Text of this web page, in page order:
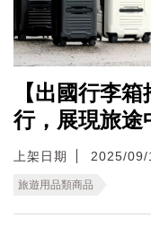
【出國行李
行，展現旅途
上架日期 2025/09/
旅遊用品類商品